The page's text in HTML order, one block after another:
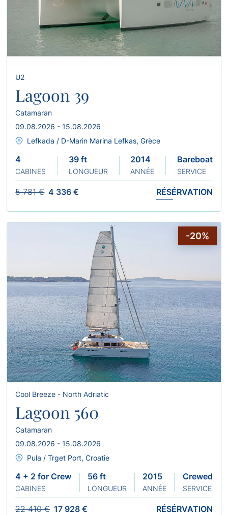
U2
Lagoon 39
Catamaran
09.08.2026 - 15.08.2026
Lefkada / D-Marin Marina Lefkas, Grèce
4
CABINES
39 ft
LONGUEUR
2014
ANNÉE
Bareboat
SERVICE
5 781 € 4 336 € RÉSÉRVATION
-20%
Cool Breeze - North Adriatic
Lagoon 560
Catamaran
09.08.2026 - 15.08.2026
Pula / Trget Port, Croatie
4 + 2 for Crew
CABINES
56 ft
LONGUEUR
2015
ANNÉE
Crewed
SERVICE
22 410 € 17 928 € RÉSÉRVATION